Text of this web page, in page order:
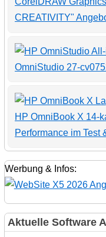
CREATIVITY"
OmniStudio 27-
HP OmniBook X 14-
Performance im Test
Werbung & Infos:
Aktuelle Software